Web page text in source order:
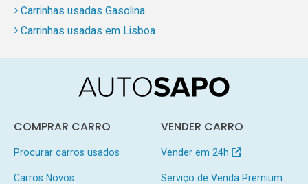
Carrinhas usadas Gasolina
Carrinhas usadas em Lisboa
COMPRAR CARRO
Procurar carros usados
Carros Novos
VENDER CARRO
Vender em 24h
Serviço de Venda Premium